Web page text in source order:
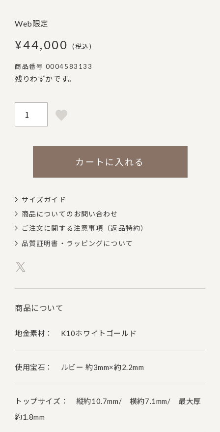
Web限定
¥44,000 税込
商品番号 0004583133
残りわずかです。
カートに入れる
サイズガイド
商品についてのお問い合わせ
ご注文に関する注意事項（返品特約）
品質証明書・ラッピングについて
商品について
地金素材： K10ホワイトゴールド
使用宝石： ルビー 約3mm×約2.2mm
トップサイズ： 縦約10.7mm/ 横約7.1mm/ 最大厚
約1.8mm